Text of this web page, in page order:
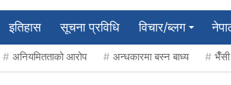
इतिहास सूचना प्रविधि विचार/ब्लग
अनियमितताको आरोप अन्धकारमा बस्न बाध्य